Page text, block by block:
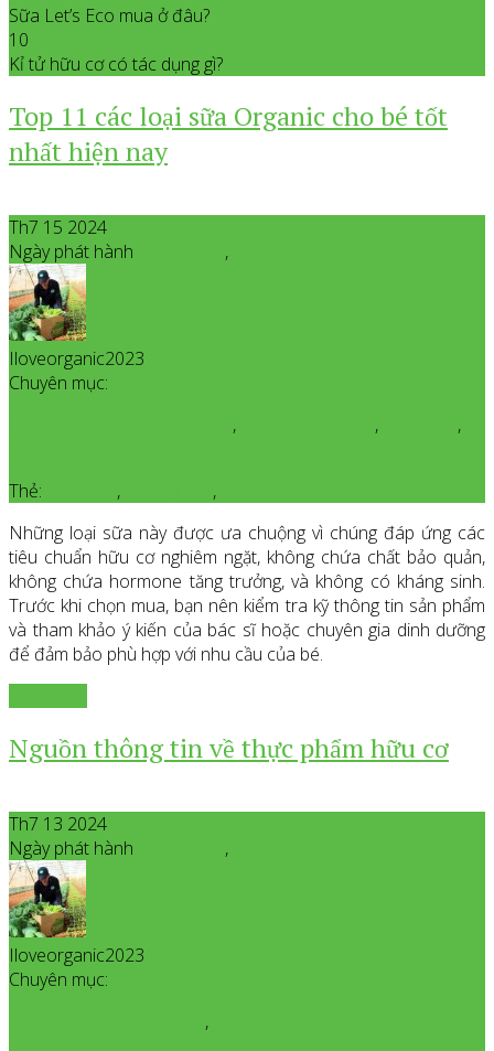
Sữa Let’s Eco mua ở đâu?
10
Kỉ tử hữu cơ có tác dụng gì?
Top 11 các loại sữa Organic cho bé tốt
nhất hiện nay
Th7 15 2024
Ngày phát hành
,
Iloveorganic2023
Chuyên mục:
, ,
,
Thẻ:
, ,
Những loại sữa này được ưa chuộng vì chúng đáp ứng các
tiêu chuẩn hữu cơ nghiêm ngặt, không chứa chất bảo quản,
không chứa hormone tăng trưởng, và không có kháng sinh.
Trước khi chọn mua, bạn nên kiểm tra kỹ thông tin sản phẩm
và tham khảo ý kiến của bác sĩ hoặc chuyên gia dinh dưỡng
để đảm bảo phù hợp với nhu cầu của bé.
Nguồn thông tin về thực phẩm hữu cơ
Th7 13 2024
Ngày phát hành
,
Iloveorganic2023
Chuyên mục:
,